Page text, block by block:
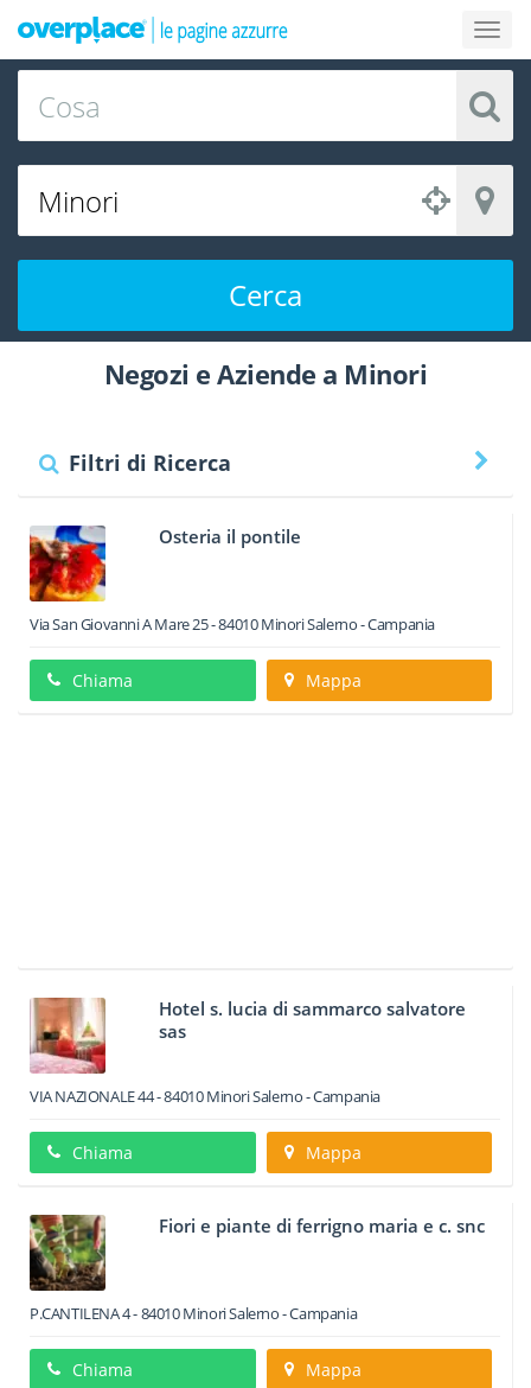
Cerca
Negozi e Aziende a Minori
Filtri di Ricerca
Osteria il pontile
Via San Giovanni A Mare 25-84010MinoriSalerno -Campania
Chiama Mappa
Hotel s. lucia di sammarco salvatore
sas
VIA NAZIONALE 44-84010MinoriSalerno -Campania
Chiama Mappa
Fiori e piante di ferrigno maria e c. snc
P.CANTILENA 4-84010MinoriSalerno -Campania
Chiama Mappa